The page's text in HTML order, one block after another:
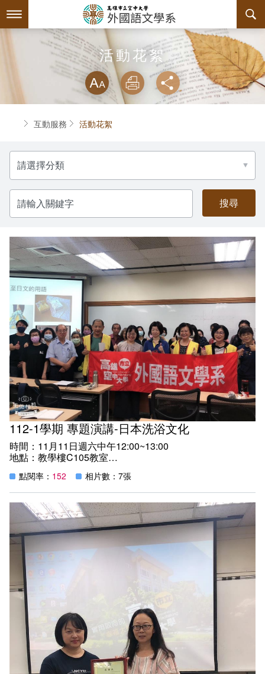
到
要
最新消息
關於本系
系主任介紹
設備支援
連絡系辦
師資陣容
課程規劃
課程資訊
授課大綱
教材資訊
課程地圖
課程地圖主頁
英文組 - 升學及就業方向
日文組 - 升學及就業方向
互動服務
檔案下載
學習輔導資源
活動花絮
系學會
組織章程
系學會幹部
加入系學會群組
回空大首頁
活動花絮
略過字型切
放大
列印 分享
首頁互動服務 活動花絮
分
類
請
輸
入
關
字
112-1學期 專題演講-日本洗浴文化
時間：11月11日週六中午12:00~13:00
地點：教學樓C105教室
點閱率： 152 相片數：7張